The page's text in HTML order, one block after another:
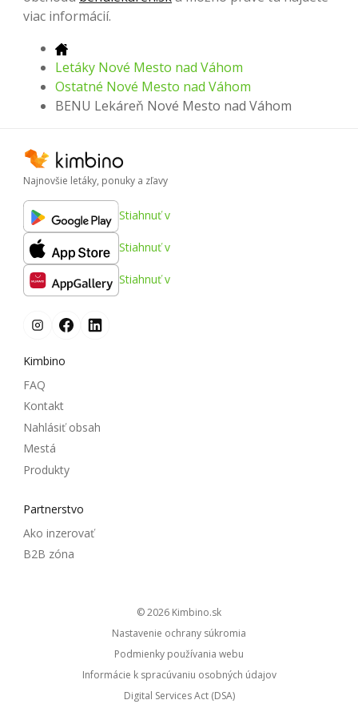
viac informácií.
Letáky Nové Mesto nad Váhom
Ostatné Nové Mesto nad Váhom
BENU Lekáreň Nové Mesto nad Váhom
Najnovšie letáky, ponuky a zľavy
Stiahnuť v
Stiahnuť v
Stiahnuť v
Kimbino
FAQ
Kontakt
Nahlásiť obsah
Mestá
Produkty
Partnerstvo
Ako inzerovať
B2B zóna
© 2026
kimbino.sk
Nastavenie ochrany súkromia
Podmienky používania webu
Informácie k spracúvaniu osobných údajov
Digital Services Act (DSA)